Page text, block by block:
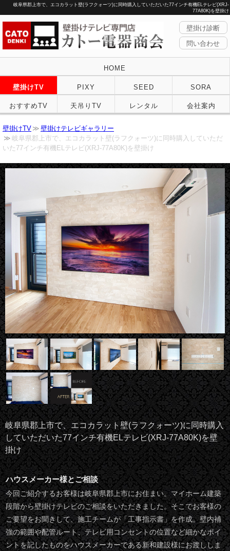
岐阜県郡上市で、エコカラット壁(ラフクォーツ)に同時購入していただいた77インチ有機ELテレビ(XRJ-
77A80K)を壁掛け
壁掛け診断
問い合わせ
HOME
壁掛けTV PIXY SEED SORA
おすすめTV 天吊りTV レンタル 会社案内
壁掛けTV
壁掛けテレビギャラリー
岐阜県郡上市で、エコカラット壁(ラフクォーツ)に同時購入していただ
いた77インチ有機ELテレビ(XRJ-77A80K)を壁掛け
岐阜県郡上市で、エコカラット壁(ラフクォーツ)に同時購入
していただいた77インチ有機ELテレビ(XRJ-77A80K)を壁
掛け
ハウスメーカー様とご相談
今回ご紹介するお客様は岐阜県郡上市にお住まい。マイホーム建築
段階から壁掛けテレビのご相談をいただきました。そこでお客様の
ご要望をお聞きして、施工チームが「工事指示書」を作成。壁内補
強の範囲や配管ルート、テレビ用コンセントの位置など細かなポイ
ントを記したものをハウスメーカーである新和建設様にお渡ししま